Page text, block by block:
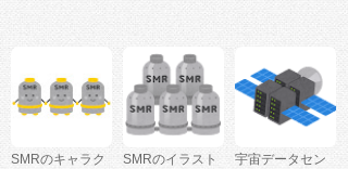
SMRのキャラク
SMRのイラスト
宇宙データセン